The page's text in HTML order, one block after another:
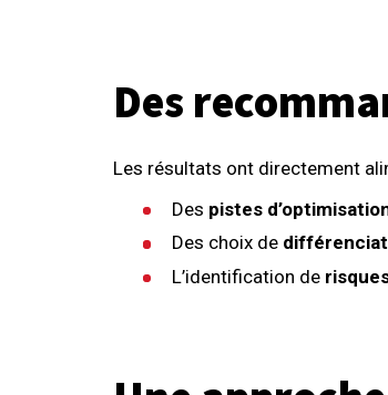
Des
Les résultats ont directement
Des pistes
Des choix de
L’identification de